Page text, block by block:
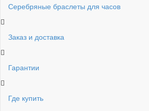
Серебряные браслеты для часов
Заказ и доставка
Гарантии
Где купить